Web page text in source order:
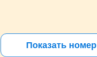
Показать номер